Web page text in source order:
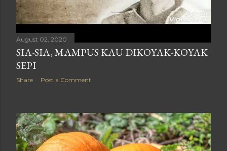
August 02, 2020
SIA-SIA, MAMPUS KAU DIKOYAK-KOYAK
SEPI
Share Post a Comment